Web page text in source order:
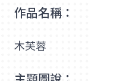
作品名稱：
木芙蓉